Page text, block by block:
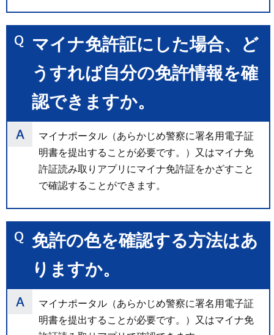
マイナ免許証にした場合、ど
うすれば自分の免許情報を確
認できますか。
マイナポータル（あらかじめ警察に署名用電子証
明書を提出することが必要です。）又はマイナ免
許証読み取りアプリにマイナ免許証をかざすこと
で確認することができます。
免許の色を確認する方法はあ
りますか。
マイナポータル（あらかじめ警察に署名用電子証
明書を提出することが必要です。）又はマイナ免